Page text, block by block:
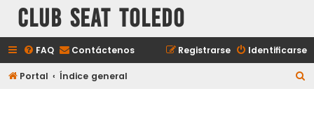
Club Seat Toledo
FAQ Contáctenos Identificarse
Registrarse
Portal Índice general